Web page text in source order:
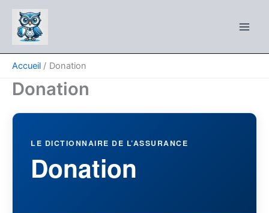
contenu
Accueil Donation
Donation
LE DICTIONNAIRE DE L’ASSURANCE
Donation